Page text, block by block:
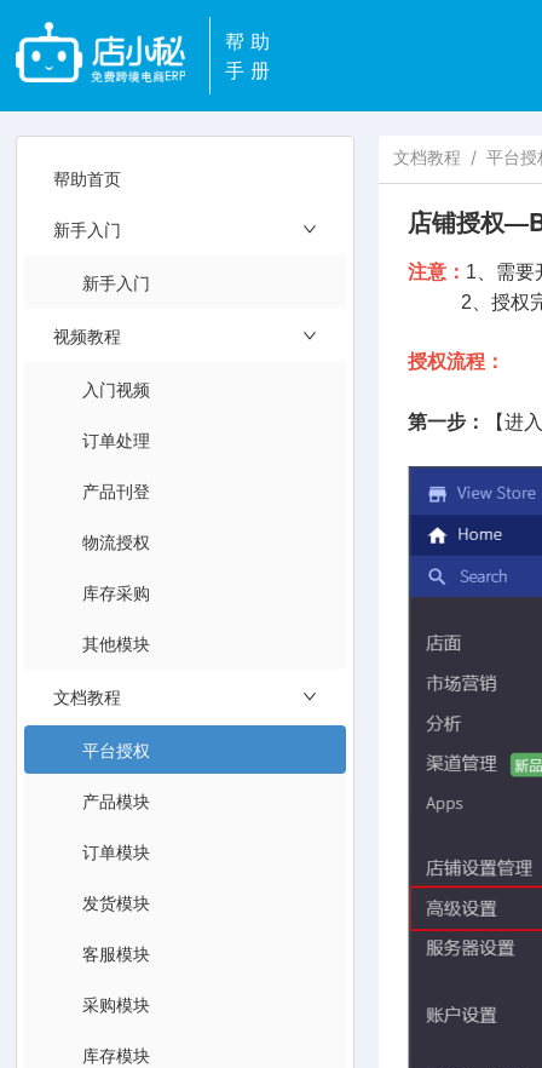
帮助
手册
帮助首页
新手入门
新手入门
视频教程
入门视频
订单处理
产品刊登
物流授权
库存采购
其他模块
文档教程
平台授权
产品模块
订单模块
发货模块
客服模块
采购模块
库存模块
文档教程 / 平台授
店铺授权
注意： 1、需
2、授权完成
授权流程：
第一步： 【进